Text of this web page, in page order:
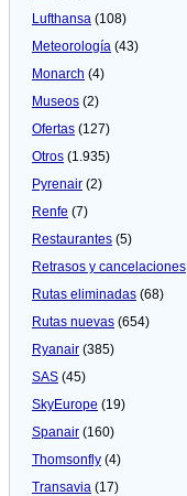
Lufthansa (108)
Meteorologí­a (43)
Monarch (4)
Museos (2)
Ofertas (127)
Otros (1.935)
Pyrenair (2)
Renfe (7)
Restaurantes (5)
Retrasos y cancelaciones
Rutas eliminadas (68)
Rutas nuevas (654)
Ryanair (385)
SAS (45)
SkyEurope (19)
Spanair (160)
Thomsonfly (4)
Transavia (17)